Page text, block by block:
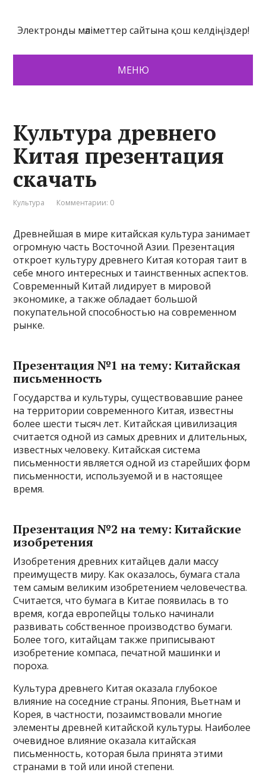
Электронды мәліметтер сайтына қош келдіңіздер!
МЕНЮ
Культура древнего
Китая презентация
скачать
Культура Комментарии: 0
Древнейшая в мире китайская культура занимает
огромную часть Восточной Азии. Презентация
откроет культуру древнего Китая которая таит в
себе много интересных и таинственных аспектов.
Современный Китай лидирует в мировой
экономике, а также обладает большой
покупательной способностью на современном
рынке.
Презентация №1 на тему: Китайская
письменность
Государства и культуры, существовавшие ранее
на территории современного Китая, известны
более шести тысяч лет. Китайская цивилизация
считается одной из самых древних и длительных,
известных человеку. Китайская система
письменности является одной из старейших форм
письменности, используемой и в настоящее
время.
Презентация №2 на тему: Китайские
изобретения
Изобретения древних китайцев дали массу
преимуществ миру. Как оказалось, бумага стала
тем самым великим изобретением человечества.
Считается, что бумага в Китае появилась в то
время, когда европейцы только начинали
развивать собственное производство бумаги.
Более того, китайцам также приписывают
изобретение компаса, печатной машинки и
пороха.
Культура древнего Китая оказала глубокое
влияние на соседние страны. Япония, Вьетнам и
Корея, в частности, позаимствовали многие
элементы древней китайской культуры. Наиболее
очевидное влияние оказала китайская
письменность, которая была принята этими
странами в той или иной степени.